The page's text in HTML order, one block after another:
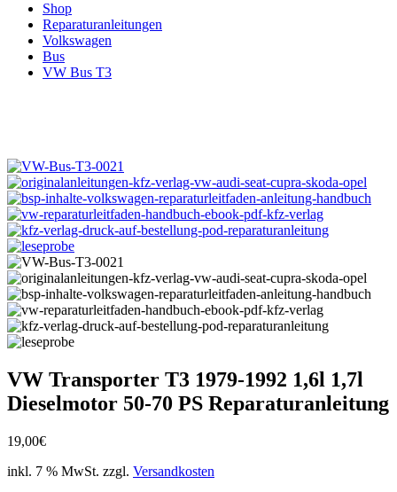
Shop
Reparaturanleitungen
Volkswagen
Bus
VW Bus T3
VW Transporter T3 1979-1992 1,6l 1,7l
Dieselmotor 50-70 PS Reparaturanleitung
19,00€
inkl. 7 % MwSt. zzgl. Versandkosten